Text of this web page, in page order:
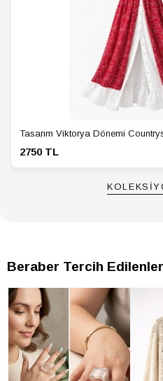
Tasarım Viktorya Dönemi
2750 TL
Beraber Tercih Edilenler